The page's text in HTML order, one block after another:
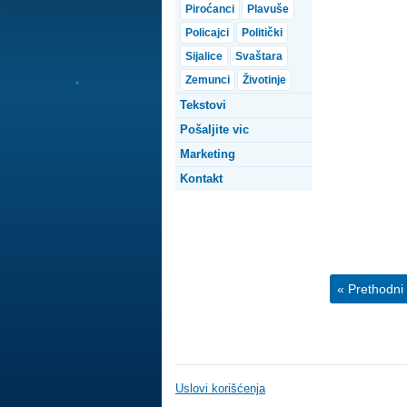
« Prethodni
Piroćanci
Plavuše
Policajci
Politički
Sijalice
Svaštara
Zemunci
Životinje
Tekstovi
Pošaljite vic
Marketing
Kontakt
Uslovi korišćenja